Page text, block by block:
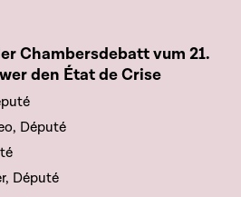
Chambersdebatt vum 21.
den État de Crise
Député
Député